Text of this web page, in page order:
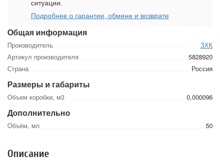
Общая информация
Производитель
ЗХК
Артикул производителя
5828920
Страна
Россия
Размеры и габариты
Объем коробки, м3 0,000096
Дополнительно
Объём, мл 50
ситуации.
Подробнее о гарантии, обмене и возврате
Описание